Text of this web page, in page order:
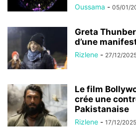
Oussama - 05/01/
Greta
d’une
Rizlene - 27/12/
Le film
crée une
Pakistanaise
Rizlene - 17/12/2025